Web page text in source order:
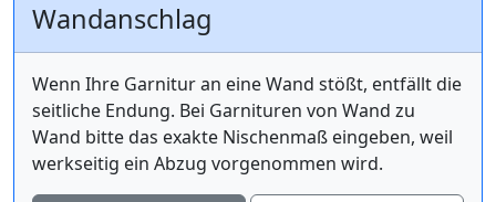
Wandanschlag
Wenn Ihre Garnitur an eine Wand stößt, entfällt die
seitliche Endung. Bei Garnituren von Wand zu
Wand bitte das exakte Nischenmaß eingeben, weil
werkseitig ein Abzug vorgenommen wird.